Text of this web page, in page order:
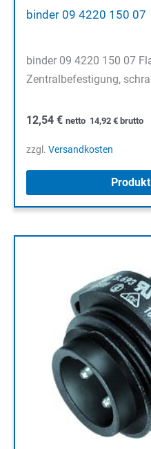
binder 09 4220 150 07
binder 09 4220 150 07
Zentralbefestigung,
12,54 € netto 14,92 € brutto
zzgl. Versandkosten